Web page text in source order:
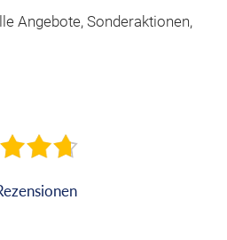
Angebote, Sonderaktionen,
Rezensionen